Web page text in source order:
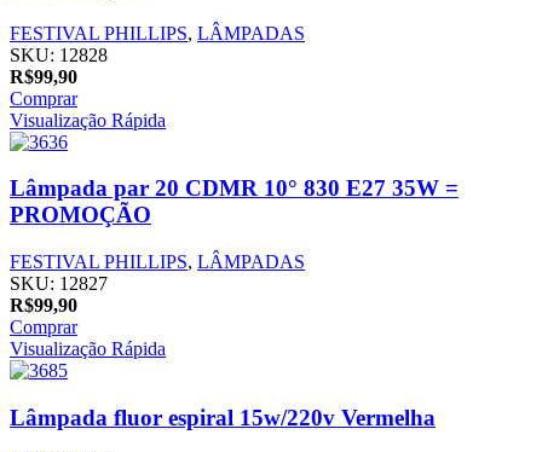
FESTIVAL PHILLIPS, LÂMPADAS
SKU: 12828
R$99,90
Comprar
Visualização Rápida
Lâmpada par 20 CDMR 10° 830 E27 35W =
PROMOÇÃO
FESTIVAL PHILLIPS, LÂMPADAS
SKU: 12827
R$99,90
Comprar
Visualização Rápida
Lâmpada fluor espiral 15w/220v Vermelha